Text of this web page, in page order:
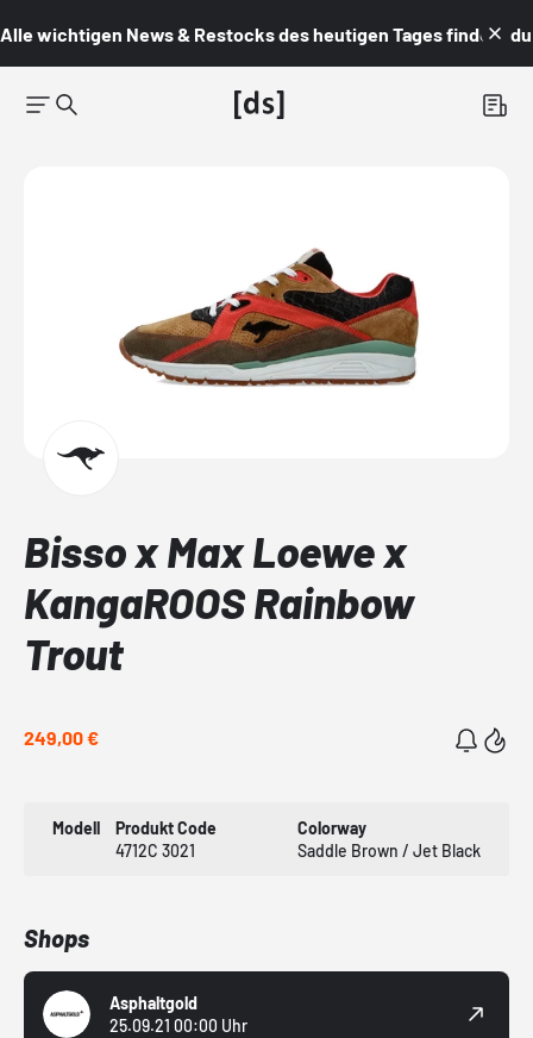
Alle wichtigen News & Restocks des heutigen Tages findest du
Bisso x Max Loewe x
KangaROOS Rainbow
Trout
249,00 €
Modell
Produkt Code
4712C 3021
Colorway
Saddle Brown / Jet Black
Shops
Asphaltgold
25.09.21 00:00 Uhr